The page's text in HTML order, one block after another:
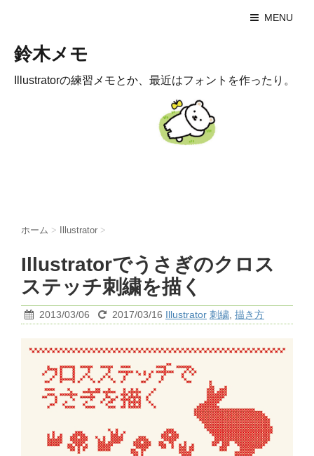
MENU
鈴木メモ
Illustratorの練習メモとか、最近はフォントを作ったり。
ホーム > Illustrator >
Illustratorでうさぎのクロス
ステッチ刺繍を描く
2013/03/06 2017/03/16 Illustrator 刺繍 描き方